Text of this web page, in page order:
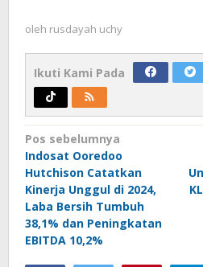
oleh rusdayah uchy
Ikuti Kami Pada
Navigasi
pos
Pos sebelumnya
Indosat Ooredoo
Hutchison Catatkan
Kinerja Unggul di 2024,
Laba Bersih Tumbuh
38,1% dan Peningkatan
EBITDA 10,2%